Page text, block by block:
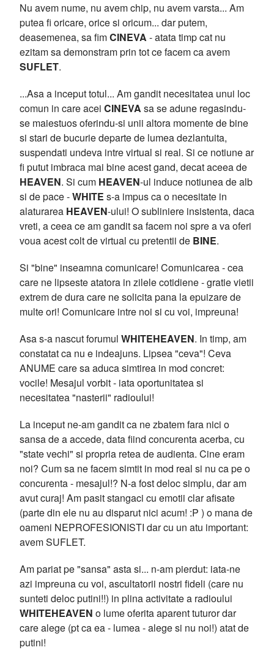
Nu avem nume, nu avem chip, nu avem varsta... Am
putea fi oricare, orice si oricum... dar putem,
deasemenea, sa fimCINEVA - atata timp cat nu
ezitam sa demonstram prin tot ce facem ca avem
SUFLET.
...Asa a inceput totul... Am gandit necesitatea unui loc
comun in care acei CINEVA sa se adune regasindu-
se maiestuos oferindu-si unii altora momente de bine
si stari de bucurie departe de lumea dezlantuita,
suspendati undeva intre virtual si real. Si ce notiune ar
fi putut imbraca mai bine acest gand, decat aceea de
HEAVEN. Si cum HEAVEN-ul induce notiunea de alb
si de pace -WHITE s-a impus ca o necesitate in
alaturarea HEAVEN-ului! O subliniere insistenta, daca
vreti, a ceea ce am gandit sa facem noi spre a va oferi
voua acest colt de virtual cu pretentii de BINE.
Si "bine" inseamna comunicare! Comunicarea - cea
care ne lipseste atatora in zilele cotidiene - gratie vietii
extrem de dura care ne solicita pana la epuizare de
multe ori! Comunicare intre noi si cu voi, impreuna!
Asa s-a nascut forumul WHITEHEAVEN. In timp, am
constatat ca nu e indeajuns. Lipsea "ceva"! Ceva
ANUME care sa aduca simtirea in mod concret:
vocile! Mesajul vorbit - iata oportunitatea si
necesitatea "nasterii" radioului!
La inceput ne-am gandit ca ne zbatem fara nici o
sansa de a accede, data fiind concurenta acerba, cu
"state vechi" si propria retea de audienta. Cine eram
noi? Cum sa ne facem simtit in mod real si nu ca pe o
concurenta - mesajul!? N-a fost deloc simplu, dar am
avut curaj! Am pasit stangaci cu emotii clar afisate
(parte din ele nu au disparut nici acum! :P ) o mana de
oameni NEPROFESIONISTI dar cu un atu important:
avem SUFLET.
Am pariat pe "sansa" asta si... n-am pierdut: iata-ne
azi impreuna cu voi, ascultatorii nostri fideli (care nu
sunteti deloc putini!!) in plina activitate a radioului
WHITEHEAVEN o lume oferita aparent tuturor dar
care alege (pt ca ea - lumea - alege si nu noi!) atat de
putini!